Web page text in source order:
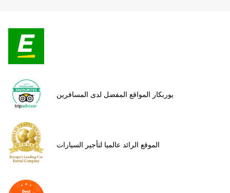
يوربكار المواقع المفضل لدى المسافرين
الموقع الرائد عالميا لتأجير السيارات